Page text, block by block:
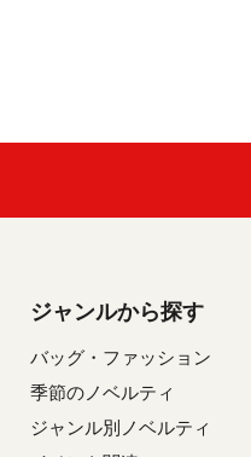
ジャンルから探す
バッグ・ファッション
季節のノベルティ
ジャンル別ノベルティ